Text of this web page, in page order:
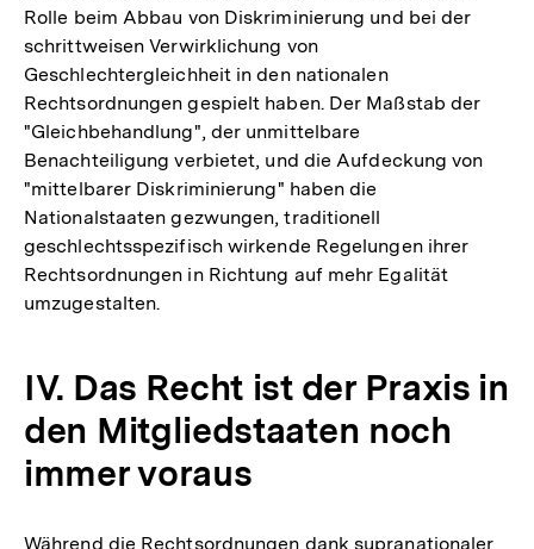
Rolle beim Abbau von Diskriminierung und bei der
schrittweisen Verwirklichung von
Geschlechtergleichheit in den nationalen
Rechtsordnungen gespielt haben. Der Maßstab der
"Gleichbehandlung", der unmittelbare
Benachteiligung verbietet, und die Aufdeckung von
"mittelbarer Diskriminierung" haben die
Nationalstaaten gezwungen, traditionell
geschlechtsspezifisch wirkende Regelungen ihrer
Rechtsordnungen in Richtung auf mehr Egalität
umzugestalten.
IV. Das Recht ist der Praxis in
den Mitgliedstaaten noch
immer voraus
Während die Rechtsordnungen dank supranationaler